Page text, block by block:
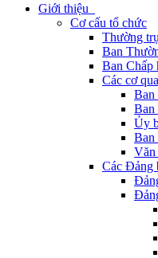
Giới thiệu
Cơ cấu tổ chức
Thường
Ban
Ban Chấp
Các cơ
Ban
Ban
Ủy
Ban
Văn
Các Đảng